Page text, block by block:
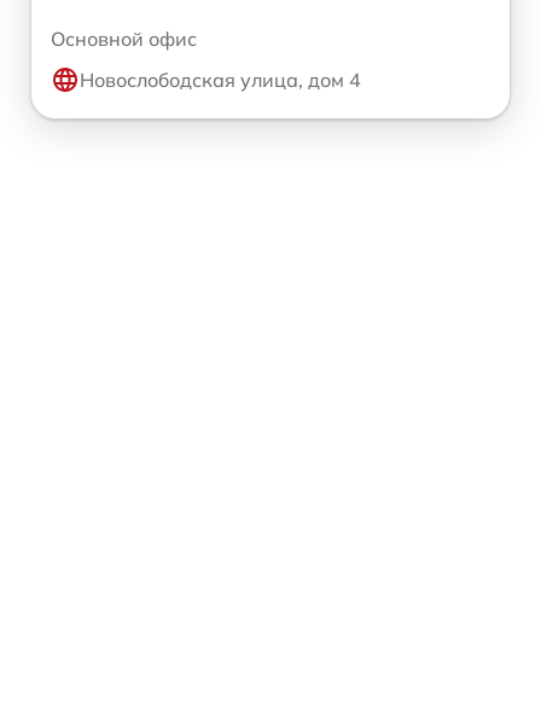
Основной офис
Новослободская улица, дом 4